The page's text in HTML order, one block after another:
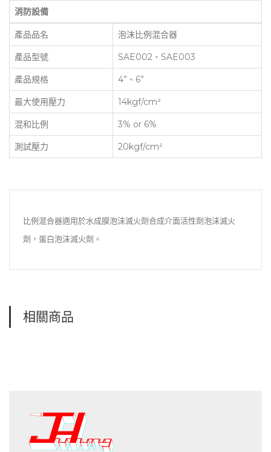
消防設備
產品品名 泡沫比例混合器
產品型號 SAE002、SAE003
產品規格 4”、6”
最大使用壓力 14kgf/cm²
混和比例 3% or 6%
測試壓力 20kgf/cm²
比例混合器適用於水成膜泡沫滅火劑合成介面活性劑泡沫滅火
劑，蛋白泡沫滅火劑。
相關商品